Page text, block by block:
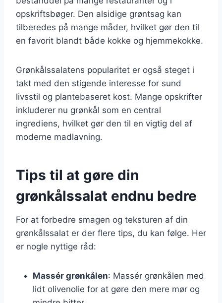
opskriftsbøger. Den alsidige grøntsag kan
tilberedes på mange måder, hvilket gør den til
en favorit blandt både kokke og hjemmekokke.
Grønkålssalatens popularitet er også steget i
takt med den stigende interesse for sund
livsstil og plantebaseret kost. Mange opskrifter
inkluderer nu grønkål som en central
ingrediens, hvilket gør den til en vigtig del af
moderne madlavning.
Tips til at gøre din
grønkålssalat endnu bedre
For at forbedre smagen og teksturen af din
grønkålssalat er der flere tips, du kan følge. Her
er nogle nyttige råd:
Massér grønkålen: Massér grønkålen med
lidt olivenolie for at gøre den mere mør og